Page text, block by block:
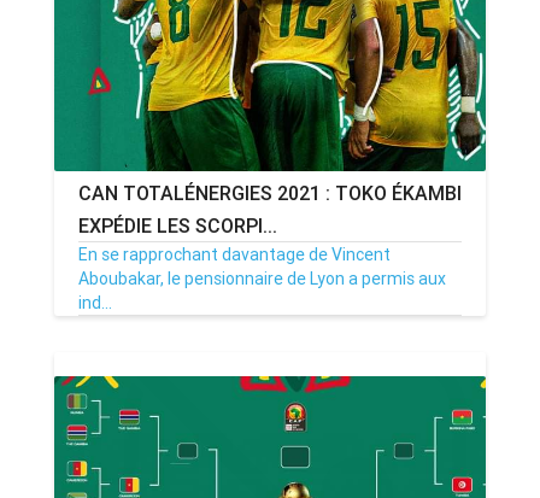
CAN TOTALÉNERGIES 2021 : TOKO ÉKAMBI
EXPÉDIE LES SCORPI...
En se rapprochant davantage de Vincent
Aboubakar, le pensionnaire de Lyon a permis aux
ind...